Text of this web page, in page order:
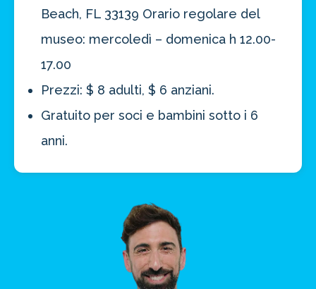
Beach, FL 33139 Orario regolare del
museo: mercoledì – domenica h 12.00-
17.00
Prezzi: $ 8 adulti, $ 6 anziani.
Gratuito per soci e bambini sotto i 6
anni.